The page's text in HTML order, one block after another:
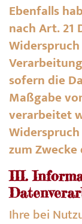
Ebenfalls
nach Art. 21
sofern die
Maßgabe
verarbeitet
zum
III.
Ihre bei